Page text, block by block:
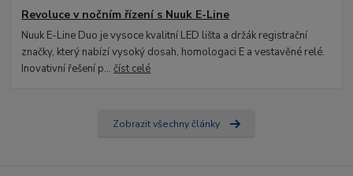
Revoluce v nočním řízení s Nuuk E-Line
Nuuk E-Line Duo je vysoce kvalitní LED lišta a držák registrační
značky, který nabízí vysoký dosah, homologaci E a vestavěné relé.
Inovativní řešení p...číst celé
Zobrazit všechny články